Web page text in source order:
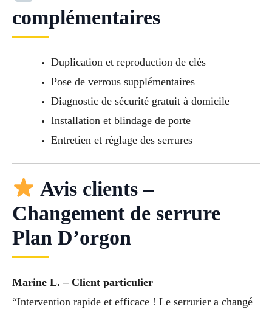
complémentaires
Duplication et reproduction de clés
Pose de verrous supplémentaires
Diagnostic de sécurité gratuit à domicile
Installation et blindage de porte
Entretien et réglage des serrures
Avis clients –
Changement de serrure
Plan D’orgon
Marine L. – Client particulier
“Intervention rapide et efficace ! Le serrurier a changé